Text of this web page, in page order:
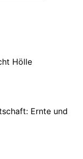
Hölle
Ernte und